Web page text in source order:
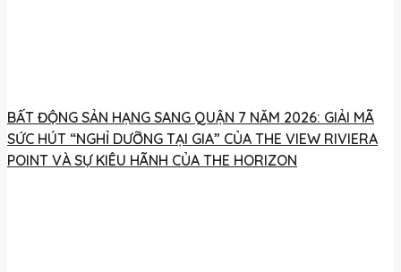
BẤT ĐỘNG SẢN HẠNG SANG QUẬN 7 NĂM 2026: GIẢI MÃ
SỨC HÚT “NGHỈ DƯỠNG TẠI GIA” CỦA THE VIEW RIVIERA
POINT VÀ SỰ KIÊU HÃNH CỦA THE HORIZON